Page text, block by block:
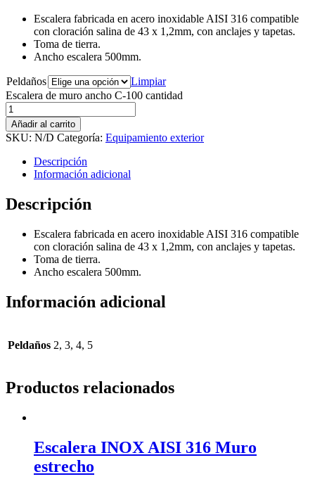
Escalera fabricada en acero inoxidable AISI 316 compatible
con cloración salina de 43 x 1,2mm, con anclajes y tapetas.
Toma de tierra.
Ancho escalera 500mm.
Peldaños
Limpiar
Escalera de muro ancho C-100 cantidad
Añadir al carrito
SKU: N/D Categoría: Equipamiento exterior
Descripción
Información adicional
Descripción
Escalera fabricada en acero inoxidable AISI 316 compatible
con cloración salina de 43 x 1,2mm, con anclajes y tapetas.
Toma de tierra.
Ancho escalera 500mm.
Información adicional
Peldaños 2, 3, 4, 5
Productos relacionados
Escalera INOX AISI 316 Muro
estrecho